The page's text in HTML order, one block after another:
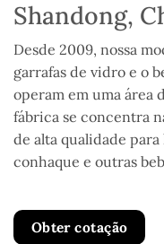
Shandong,
Desde 2009, nossa
garrafas de vidro e o
operam em uma área
fábrica se concentra
de alta qualidade
conhaque e outras
Obter cotação